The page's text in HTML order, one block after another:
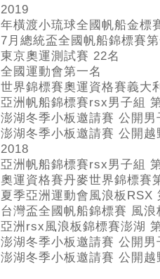
2019
年橫渡小琉球全國帆船金標
7 月總統盃全國帆船錦標賽
東京奧運測試賽 22名
全國運動會第一名
世界錦標賽奧運資格賽義大
亞洲帆船錦標賽rsx男子組
澎湖冬季小板邀請賽 公開男
澎湖冬季小板邀請賽 公開越
2018
亞洲帆船錦標賽rsx男子組
奧運資格賽丹麥世界錦標賽
夏季亞洲運動會風浪板RSX
台灣盃全國帆船錦標賽 風浪
亞洲rsx風浪板錦標賽澎湖
澎湖冬季小板邀請賽 公開男
澎湖冬季小板邀請賽 公開越